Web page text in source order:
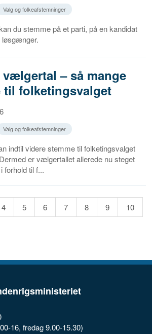
Valg og folkeafstemninger
du stemme på et parti, på en kandidat
løsgænger.
– så mange
til folketingsvalget
Valg og folkeafstemninger
indtil videre stemme til folketingsvalget
er vælgertallet allerede nu steget
forhold til f...
4 5 6 7 8 9 10
16, fredag 9.00-15.30)